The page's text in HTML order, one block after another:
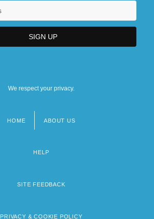
We respect your privacy.
HOME ABOUT US
HELP
SITE FEEDBACK
PRIVACY & COOKIE POLICY